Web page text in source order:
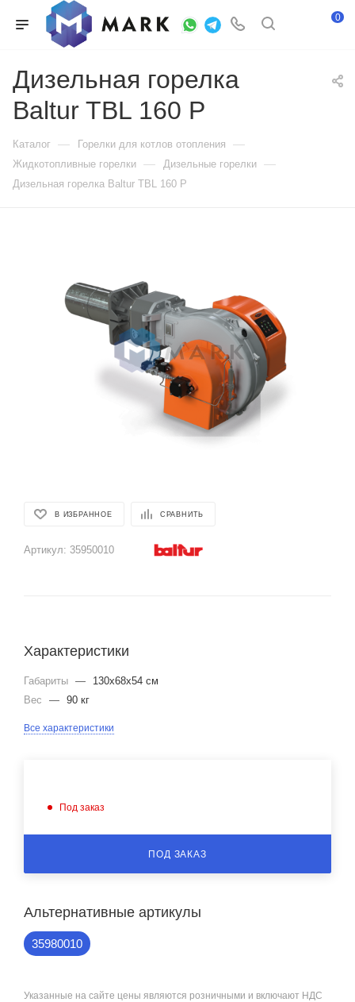
0
Дизельная горелка
Baltur TBL 160 P
Каталог — Горелки для котлов отопления —
Жидкотопливные горелки — Дизельные горелки —
Дизельная горелка Baltur TBL 160 P
В ИЗБРАННОЕ СРАВНИТЬ
Артикул: 35950010
Характеристики
Габариты —
130x68x54 см
Вес
— 90 кг
Все характеристики
Под заказ
ПОД ЗАКАЗ
Альтернативные артикулы
35980010
Указанные на сайте цены являются розничными и включают НДС